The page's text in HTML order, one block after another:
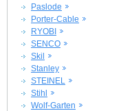
Paslode
Porter-Cable
RYOBI
SENCO
Skil
Stanley
STEINEL
Stihl
Wolf-Garten